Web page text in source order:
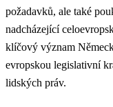
požadavků, ale také
nadcházející
klíčový význam
evropskou legislativní
lidských práv.